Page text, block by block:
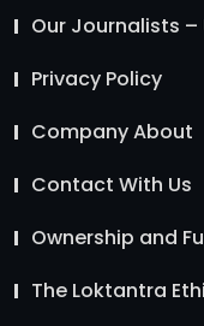
Our Journalists
Privacy Policy
Company About
Contact With Us
Ownership and
The Loktantra